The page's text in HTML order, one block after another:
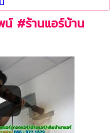
น์ #ร้านแอร์บ้าน